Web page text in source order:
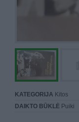
KATEGORIJA Kitos
DAIKTO BŪKLĖ Puiki